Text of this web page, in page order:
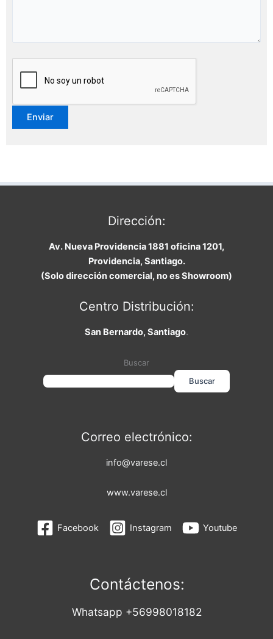
Dirección:
Av. Nueva Providencia 1881 oficina 1201,
Providencia, Santiago.
(Solo dirección comercial, no es Showroom)
Centro Distribución:
San Bernardo, Santiago.
Buscar
Buscar
Correo electrónico:
info@varese.cl
www.varese.cl
Facebook Instagram Youtube
Contáctenos:
Whatsapp +56998018182